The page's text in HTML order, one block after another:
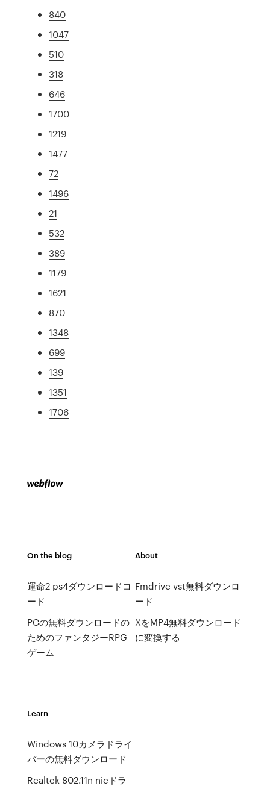
840
1047
510
318
646
1700
1219
1477
72
1496
21
532
389
1179
1621
870
1348
699
139
1351
1706
On the blog
運命2 ps4ダウンロードコ
ード
PCの無料ダウンロードの
ためのファンタジーRPG
ゲーム
About
Fmdrive vst無料ダウンロ
ード
XをMP4無料ダウンロード
に変換する
Learn
Windows 10カメラドライ
バーの無料ダウンロード
Realtek 802.11n nicドラ